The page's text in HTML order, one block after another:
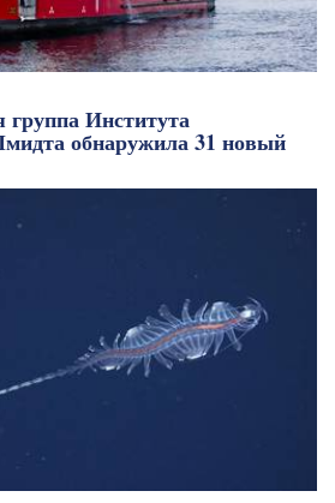
группа Института
обнаружила 31 новый